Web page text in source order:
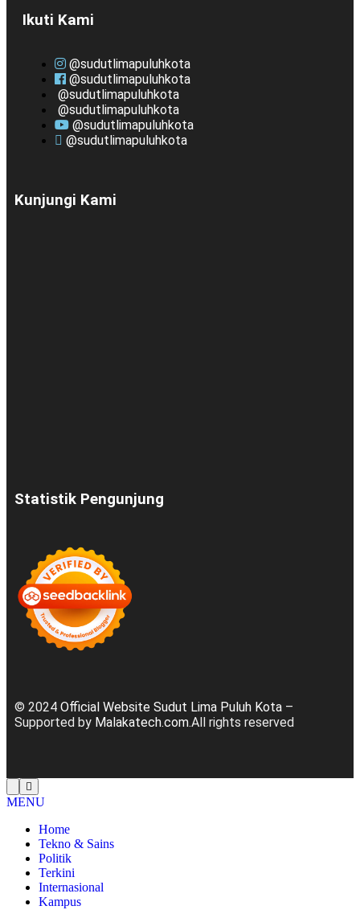
Ikuti Kami
@sudutlimapuluhkota
@sudutlimapuluhkota
@sudutlimapuluhkota
@sudutlimapuluhkota
@sudutlimapuluhkota
@sudutlimapuluhkota
Kunjungi Kami
Statistik Pengunjung
© 2024 Official Website Sudut Lima Puluh Kota –
Supported by Malakatech.com.All rights reserved
MENU
Home
Tekno & Sains
Politik
Terkini
Internasional
Kampus